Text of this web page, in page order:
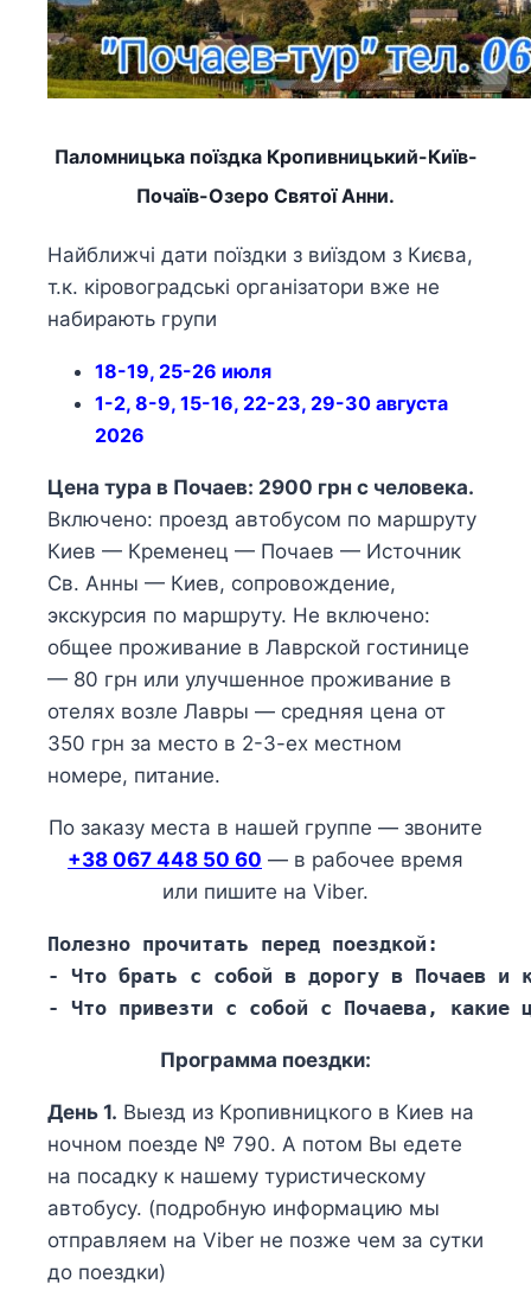
Паломницька поїздка Кропивницький-Київ-
Почаїв-Озеро Святої Анни.
Найближчі дати поїздки з виїздом з Києва,
т.к. кіровоградські організатори вже не
набирають групи
18-19, 25-26 июля
1-2, 8-9, 15-16, 22-23, 29-30 августа
2026
Цена тура в Почаев: 2900 грн с человека.
Включено: проезд автобусом по маршруту
Киев — Кременец — Почаев — Источник
Св. Анны — Киев, сопровождение,
экскурсия по маршруту. Не включено:
общее проживание в Лаврской гостинице
— 80 грн или улучшенное проживание в
отелях возле Лавры — средняя цена от
350 грн за место в 2-3-ех местном
номере, питание.
По заказу места в нашей группе — звоните
+38 067 448 50 60 — в рабочее время
или пишите на Viber.
Полезно прочитать перед поездкой:
- Что брать с собой в дорогу в Почаев и
- Что привезти с собой с Почаева, какие
Программа поездки:
День 1. Выезд из Кропивницкого в Киев на
ночном поезде № 790. А потом Вы едете
на посадку к нашему туристическому
автобусу. (подробную информацию мы
отправляем на Viber не позже чем за сутки
до поездки)